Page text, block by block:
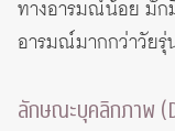
ทางอารมณ์น้อย มัก
อารมณ์มากกว่าวัย
ลักษณะบุคลิกภาพ